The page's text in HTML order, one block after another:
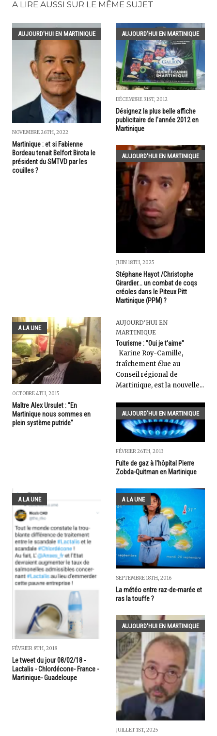
A LIRE AUSSI SUR LE MÊME SUJET
AUJOURD'HUI EN MARTINIQUE
NOVEMBRE 26TH, 2022
Martinique : et si Fabienne
Bordeau tenait Belfort Birota le
président du SMTVD par les
couilles ?
AUJOURD'HUI EN MARTINIQUE
DÉCEMBRE 31ST, 2012
Désignez la plus belle affiche
publicitaire de l'année 2012 en
Martinique
AUJOURD'HUI EN MARTINIQUE
JUIN 18TH, 2025
Stéphane Hayot /Christophe
Girardier... un combat de coqs
créoles dans le Piteux Pitt
Martinique (PPM) ?
A LA UNE
OCTOBRE 4TH, 2015
Maître Alex Ursulet : "En
Martinique nous sommes en
plein système putride"
AUJOURD'HUI EN
MARTINIQUE
Tourisme : "Oui je t'aime"
Karine Roy-Camille,
fraîchement élue au
Conseil régional de
Martinique, est la nouvelle...
AUJOURD'HUI EN MARTINIQUE
FÉVRIER 26TH, 2013
Fuite de gaz à l'hôpital Pierre
Zobda-Quitman en Martinique
A LA UNE
FÉVRIER 8TH, 2018
Le tweet du jour 08/02/18 -
Lactalis - Chlordécone- France -
Martinique- Guadeloupe
A LA UNE
SEPTEMBRE 18TH, 2016
La météo entre raz-de-marée et
ras la touffe ?
AUJOURD'HUI EN MARTINIQUE
JUILLET 1ST, 2025